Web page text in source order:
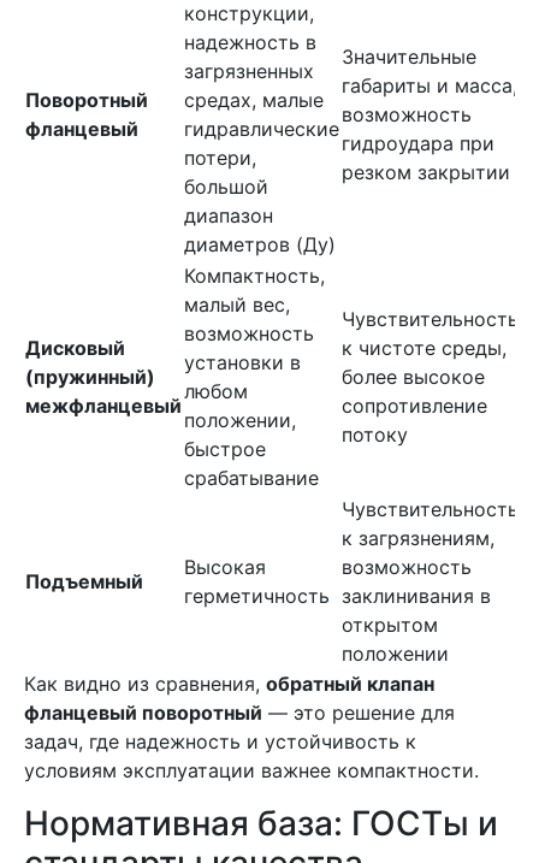
Поворотный
фланцевый
конструкции,
надежность в
загрязненных
средах, малые
гидравлические
потери,
большой
диапазон
диаметров (Ду)
Значительные
габариты и масса,
возможность
гидроудара при
резком закрытии
Дисковый
(пружинный)
межфланцевый
Компактность,
малый вес,
возможность
установки в
любом
положении,
быстрое
срабатывание
Чувствительность
к чистоте среды,
более высокое
сопротивление
потоку
Подъемный
Высокая
герметичность
Чувствительность
к загрязнениям,
возможность
заклинивания в
открытом
положении
Как видно из сравнения, обратный клапан
фланцевый поворотный — это решение для
задач, где надежность и устойчивость к
условиям эксплуатации важнее компактности.
Нормативная база: ГОСТы и